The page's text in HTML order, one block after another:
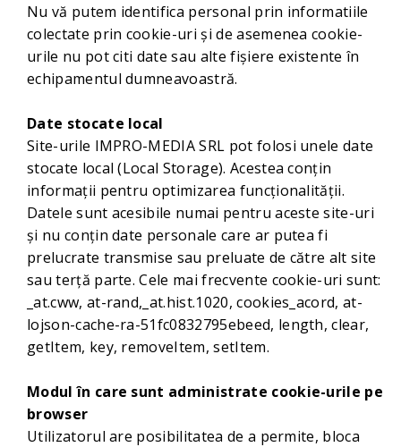
Nu vă putem identifica personal prin informatiile
colectate prin cookie-uri și de asemenea cookie-
urile nu pot citi date sau alte fișiere existente în
echipamentul dumneavoastră.
Date stocate local
Site-urile IMPRO-MEDIA SRL pot folosi unele date
stocate local (Local Storage). Acestea conțin
informații pentru optimizarea funcționalității.
Datele sunt acesibile numai pentru aceste site-uri
și nu conțin date personale care ar putea fi
prelucrate transmise sau preluate de către alt site
sau terță parte. Cele mai frecvente cookie-uri sunt:
_at.cww, at-rand,_at.hist.1020, cookies_acord, at-
lojson-cache-ra-51fc0832795ebeed, length, clear,
getItem, key, removeItem, setItem.
Modul în care sunt administrate cookie-urile pe
browser
Utilizatorul are posibilitatea de a permite, bloca